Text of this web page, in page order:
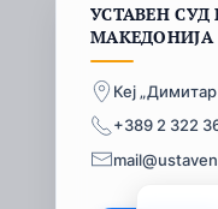
УСТАВЕН
МАКЕДОНИЈА
Кеј
+389 2 322